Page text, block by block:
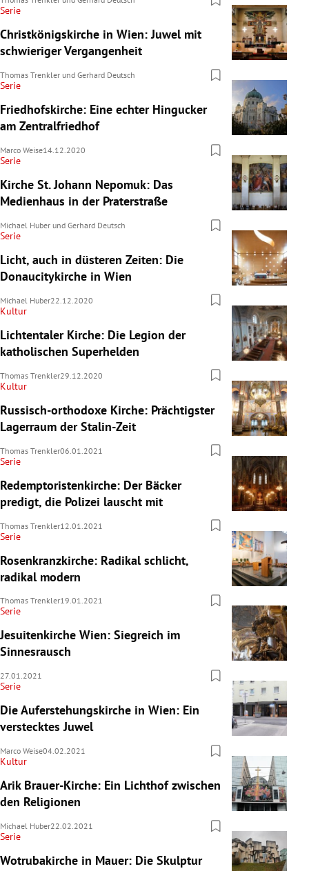
Serie
Christkönigskirche in Wien: Juwel mit
schwieriger Vergangenheit
Thomas Trenkler und Gerhard Deutsch
Serie
Friedhofskirche: Eine echter Hingucker
am Zentralfriedhof
Marco Weise14.12.2020
Serie
Kirche St. Johann Nepomuk: Das
Medienhaus in der Praterstraße
Michael Huber und Gerhard Deutsch
Serie
Licht, auch in düsteren Zeiten: Die
Donaucitykirche in Wien
Michael Huber22.12.2020
Kultur
Lichtentaler Kirche: Die Legion der
katholischen Superhelden
Thomas Trenkler29.12.2020
Kultur
Russisch-orthodoxe Kirche: Prächtigster
Lagerraum der Stalin-Zeit
Thomas Trenkler06.01.2021
Serie
Redemptoristenkirche: Der Bäcker
predigt, die Polizei lauscht mit
Thomas Trenkler12.01.2021
Serie
Rosenkranzkirche: Radikal schlicht,
radikal modern
Thomas Trenkler19.01.2021
Serie
Jesuitenkirche Wien: Siegreich im
Sinnesrausch
27.01.2021
Serie
Die Auferstehungskirche in Wien: Ein
verstecktes Juwel
Marco Weise04.02.2021
Kultur
Arik Brauer-Kirche: Ein Lichthof zwischen
den Religionen
Michael Huber22.02.2021
Serie
Wotrubakirche in Mauer: Die Skulptur